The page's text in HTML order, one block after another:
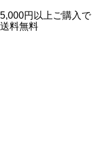
5,000円以上ご購入で
送料無料